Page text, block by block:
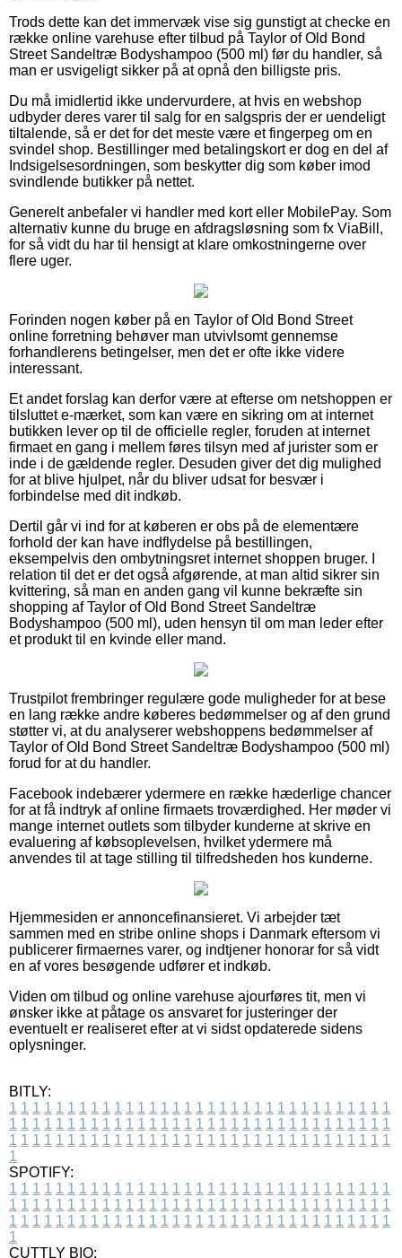
Trods dette kan det immervæk vise sig gunstigt at checke en
række online varehuse efter tilbud på Taylor of Old Bond
Street Sandeltræ Bodyshampoo (500 ml) før du handler, så
man er usvigeligt sikker på at opnå den billigste pris.
Du må imidlertid ikke undervurdere, at hvis en webshop
udbyder deres varer til salg for en salgspris der er uendeligt
tiltalende, så er det for det meste være et fingerpeg om en
svindel shop. Bestillinger med betalingskort er dog en del af
Indsigelsesordningen, som beskytter dig som køber imod
svindlende butikker på nettet.
Generelt anbefaler vi handler med kort eller MobilePay. Som
alternativ kunne du bruge en afdragsløsning som fx ViaBill,
for så vidt du har til hensigt at klare omkostningerne over
flere uger.
Forinden nogen køber på en Taylor of Old Bond Street
online forretning behøver man utvivlsomt gennemse
forhandlerens betingelser, men det er ofte ikke videre
interessant.
Et andet forslag kan derfor være at efterse om netshoppen er
tilsluttet e-mærket, som kan være en sikring om at internet
butikken lever op til de officielle regler, foruden at internet
firmaet en gang i mellem føres tilsyn med af jurister som er
inde i de gældende regler. Desuden giver det dig mulighed
for at blive hjulpet, når du bliver udsat for besvær i
forbindelse med dit indkøb.
Dertil går vi ind for at køberen er obs på de elementære
forhold der kan have indflydelse på bestillingen,
eksempelvis den ombytningsret internet shoppen bruger. I
relation til det er det også afgørende, at man altid sikrer sin
kvittering, så man en anden gang vil kunne bekræfte sin
shopping af Taylor of Old Bond Street Sandeltræ
Bodyshampoo (500 ml), uden hensyn til om man leder efter
et produkt til en kvinde eller mand.
Trustpilot frembringer regulære gode muligheder for at bese
en lang række andre køberes bedømmelser og af den grund
støtter vi, at du analyserer webshoppens bedømmelser af
Taylor of Old Bond Street Sandeltræ Bodyshampoo (500 ml)
forud for at du handler.
Facebook indebærer ydermere en række hæderlige chancer
for at få indtryk af online firmaets troværdighed. Her møder vi
mange internet outlets som tilbyder kunderne at skrive en
evaluering af købsoplevelsen, hvilket ydermere må
anvendes til at tage stilling til tilfredsheden hos kunderne.
Hjemmesiden er annoncefinansieret. Vi arbejder tæt
sammen med en stribe online shops i Danmark eftersom vi
publicerer firmaernes varer, og indtjener honorar for så vidt
en af vores besøgende udfører et indkøb.
Viden om tilbud og online varehuse ajourføres tit, men vi
ønsker ikke at påtage os ansvaret for justeringer der
eventuelt er realiseret efter at vi sidst opdaterede sidens
oplysninger.
BITLY:
1 1 1 1 1 1 1 1 1 1 1 1 1 1 1 1 1 1 1 1 1 1 1 1 1 1 1 1 1 1 1 1 1
1 1 1 1 1 1 1 1 1 1 1 1 1 1 1 1 1 1 1 1 1 1 1 1 1 1 1 1 1 1 1 1 1
1 1 1 1 1 1 1 1 1 1 1 1 1 1 1 1 1 1 1 1 1 1 1 1 1 1 1 1 1 1 1 1 1
1
SPOTIFY:
1 1 1 1 1 1 1 1 1 1 1 1 1 1 1 1 1 1 1 1 1 1 1 1 1 1 1 1 1 1 1 1 1
1 1 1 1 1 1 1 1 1 1 1 1 1 1 1 1 1 1 1 1 1 1 1 1 1 1 1 1 1 1 1 1 1
1 1 1 1 1 1 1 1 1 1 1 1 1 1 1 1 1 1 1 1 1 1 1 1 1 1 1 1 1 1 1 1 1
1
CUTTLY BIO: